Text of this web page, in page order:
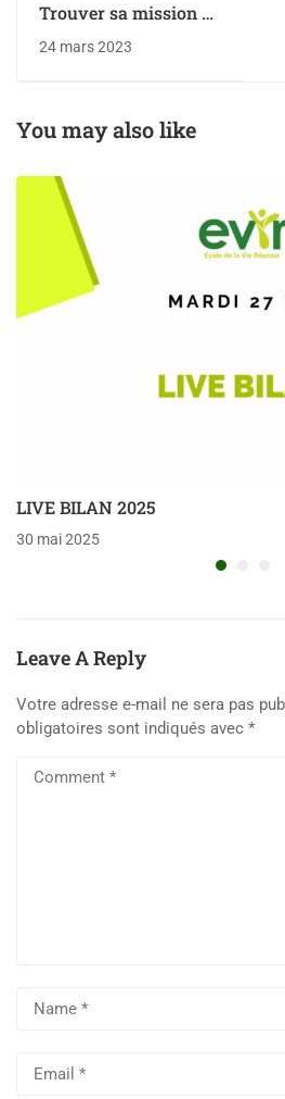
Trouver sa mission de
valeurs hautes
24 mars 2023
You may also like
LIVE BILAN 2025
30 mai 2025
Leave A Reply
Votre adresse e-mail ne sera pas
obligatoires sont indiqués avec *